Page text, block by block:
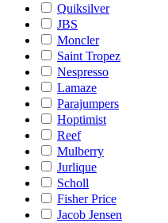
Quiksilver
JBS
Moncler
Saint Tropez
Nespresso
Lamaze
Parajumpers
Hoptimist
Reef
Mulberry
Jurlique
Scholl
Fisher Price
Jacob Jensen